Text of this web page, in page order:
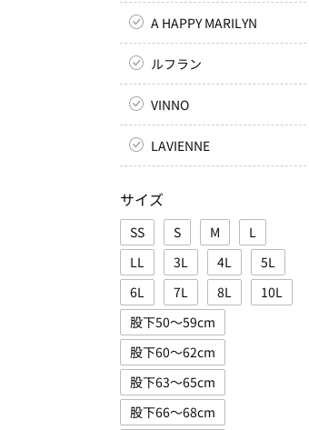
A HAPPY MARILYN
ルフラン
VINNO
LAVIENNE
サイズ
SS S M
L
LL
3L 4L
5L
6L
7L 8L
10L
股下50～59cm
股下60～62cm
股下63～65cm
股下66～68cm